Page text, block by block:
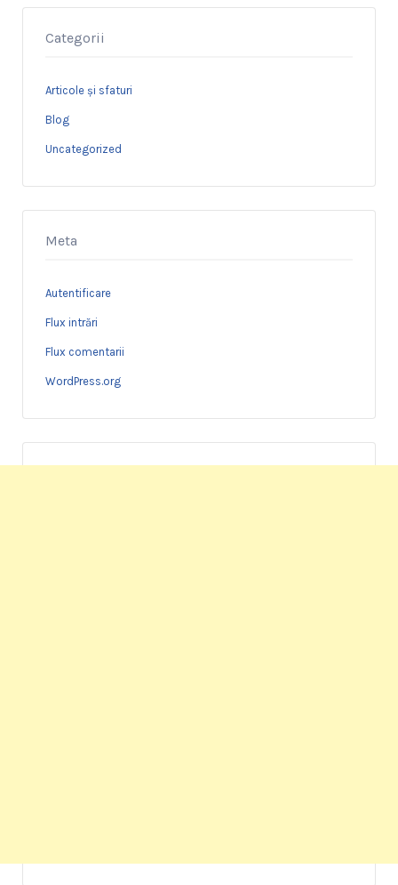
Categorii
Articole și sfaturi
Blog
Uncategorized
Meta
Autentificare
Flux intrări
Flux comentarii
WordPress.org